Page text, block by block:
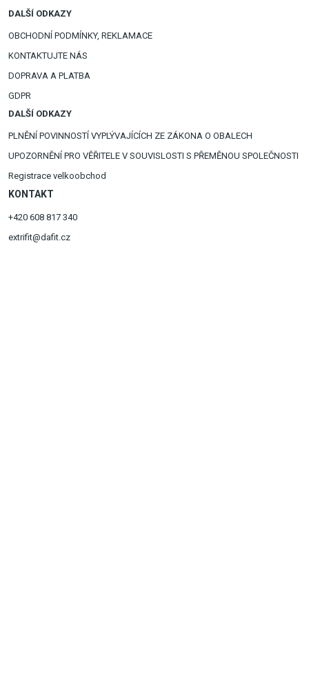
DALŠÍ ODKAZY
OBCHODNÍ PODMÍNKY, REKLAMACE
KONTAKTUJTE NÁS
DOPRAVA A PLATBA
GDPR
DALŠÍ ODKAZY
PLNĚNÍ POVINNOSTÍ VYPLÝVAJÍCÍCH ZE ZÁKONA O OBALECH
UPOZORNĚNÍ PRO VĚŘITELE V SOUVISLOSTI S PŘEMĚNOU SPOLEČNOSTI
Registrace velkoobchod
KONTAKT
+420 608 817 340
extrifit@dafit.cz